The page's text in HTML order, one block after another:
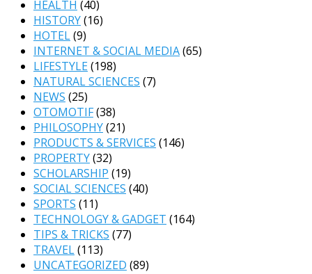
HEALTH (40)
HISTORY(16)
HOTEL(9)
INTERNET & SOCIAL MEDIA(65)
LIFESTYLE(198)
NATURAL SCIENCES (7)
NEWS (25)
OTOMOTIF(38)
PHILOSOPHY(21)
PRODUCTS & SERVICES (146)
PROPERTY(32)
SCHOLARSHIP (19)
SOCIAL SCIENCES (40)
SPORTS (11)
TECHNOLOGY & GADGET (164)
TIPS & TRICKS (77)
TRAVEL(113)
UNCATEGORIZED (89)